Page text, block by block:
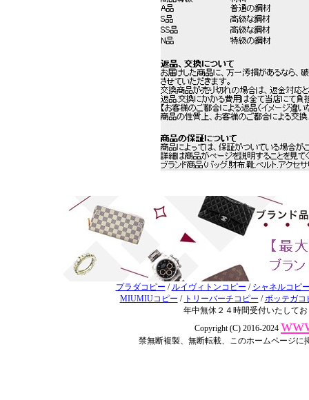
プラダコピー / ルイヴィトンコピー / シャネルコピ
MIUMIUコピー / トリーバーチコピー /ボッテガコ
年中無休２４時間受付いたして
Copyright (C) 2016-2024
禁無断複製、無断転載、このホームページ